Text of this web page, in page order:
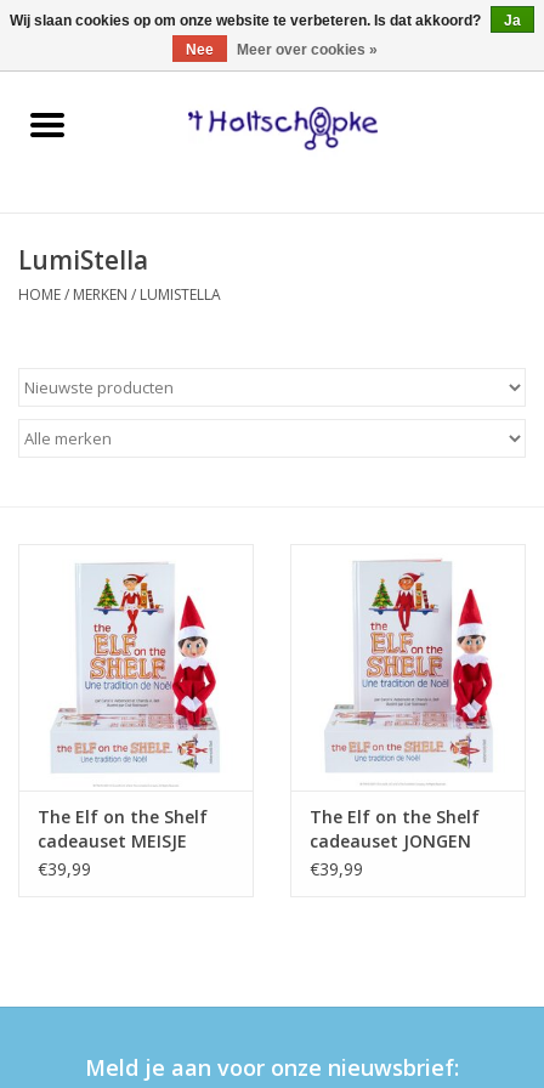
0 Artikelen - €0,00
Home
spellen
schmink & make-up
eten & drinken
boeken
Blogs
LumiStella
HOME/ MERKEN / LUMISTELLA
The Elf on the Shelf
cadeauset MEISJE
€39,99
The Elf on the Shelf
cadeauset JONGEN
€39,99
Meld je aan voor onze nieuwsbrief:
Wij slaan cookies op om onze website te verbeteren. Is dat akkoord?
Ja
Nee
Meer over cookies »